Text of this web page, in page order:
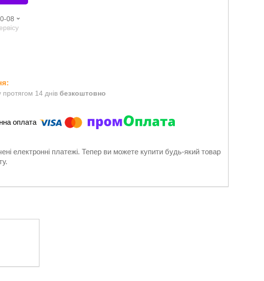
08
14 днів безкоштовно
електронні платежі. Тепер ви можете купити будь-який товар